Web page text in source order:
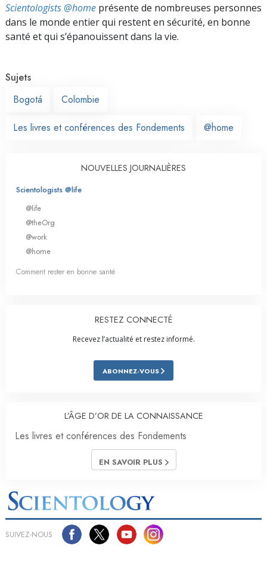
Scientologists @home présente de nombreuses personnes
dans le monde entier qui restent en sécurité, en bonne
santé et qui s’épanouissent dans la vie.
Sujets
Bogotá
Colombie
Les livres et conférences des Fondements @home
NOUVELLES JOURNALIÈRES
Scientologists @life
@life
@theOrg
@work
@home
Comment rester en bonne santé
RESTEZ CONNECTÉ
Recevez l’actualité et restez informé.
ABONNEZ-VOUS
L’ÂGE D’OR DE LA CONNAISSANCE
Les livres et conférences des Fondements
EN SAVOIR PLUS
SUIVEZ-NOUS